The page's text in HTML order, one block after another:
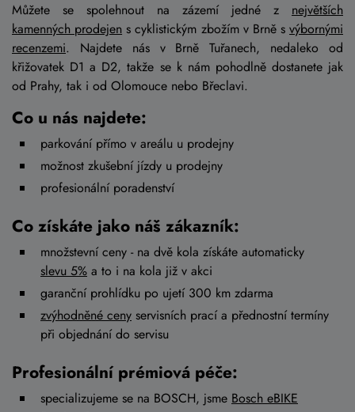
Můžete se spolehnout na zázemí jedné z největších
kamenných prodejen s cyklistickým zbožím v Brně s výbornými
recenzemi. Najdete nás v Brně Tuřanech, nedaleko od
křižovatek D1 a D2, takže se k nám pohodlně dostanete jak
od Prahy, tak i od Olomouce nebo Břeclavi.
Co u nás najdete:
parkování přímo v areálu u prodejny
možnost zkušební jízdy u prodejny
profesionální poradenství
Co získáte jako náš zákazník:
množstevní ceny - na dvě kola získáte automaticky
slevu 5% a to i na kola již v akci
garanční prohlídku po ujetí 300 km zdarma
zvýhodněné ceny servisních prací a přednostní termíny
při objednání do servisu
Profesionální prémiová péče:
specializujeme se na BOSCH, jsme Bosch eBIKE